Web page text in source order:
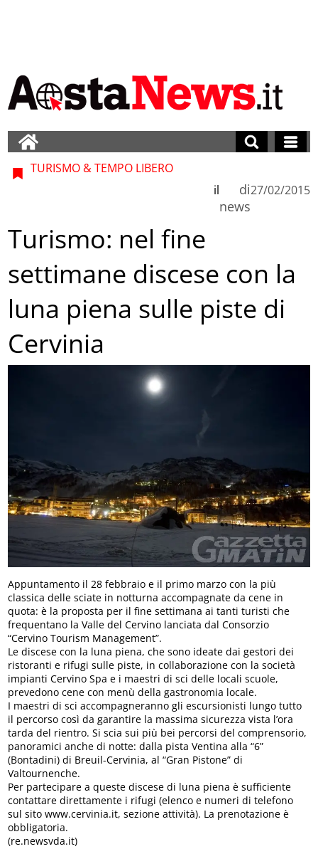
TURISMO & TEMPO LIBERO
di
news
il 27/02/2015
Turismo: nel fine
settimane discese con la
luna piena sulle piste di
Cervinia
Appuntamento il 28 febbraio e il primo marzo con la più
classica delle sciate in notturna accompagnate da cene in
quota: è la proposta per il fine settimana ai tanti turisti che
frequentano la Valle del Cervino lanciata dal Consorzio
“Cervino Tourism Management”.
Le discese con la luna piena, che sono ideate dai gestori dei
ristoranti e rifugi sulle piste, in collaborazione con la società
impianti Cervino Spa e i maestri di sci delle locali scuole,
prevedono cene con menù della gastronomia locale.
I maestri di sci accompagneranno gli escursionisti lungo tutto
il percorso così da garantire la massima sicurezza vista l’ora
tarda del rientro. Si scia sui più bei percorsi del comprensorio,
panoramici anche di notte: dalla pista Ventina alla “6”
(Bontadini) di Breuil-Cervinia, al “Gran Pistone” di
Valtournenche.
Per partecipare a queste discese di luna piena è sufficiente
contattare direttamente i rifugi (elenco e numeri di telefono
sul sito www.cervinia.it, sezione attività). La prenotazione è
obbligatoria.
(re.newsvda.it)